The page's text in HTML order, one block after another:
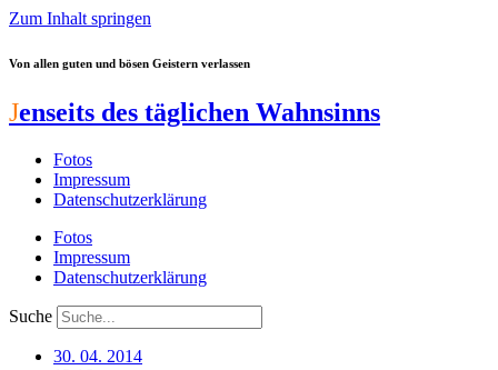
Zum Inhalt springen
Von allen guten und bösen Geistern verlassen
Jenseits des täglichen Wahnsinns
Fotos
Impressum
Datenschutzerklärung
Fotos
Impressum
Datenschutzerklärung
Suche
30. 04. 2014